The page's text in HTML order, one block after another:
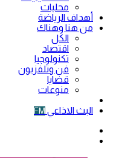
محليات
أهداف الرياضة
من هنا وهناك
الكل
اقتصاد
تكنولوجيا
فن وتلفزيون
قضايا
منوعات
البث الاذاعي FM